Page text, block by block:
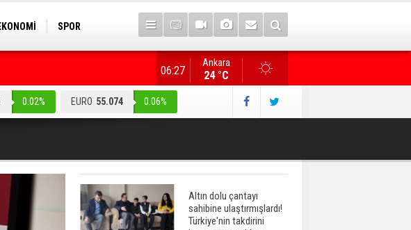
SPOR
ifşa oldu
"Terörsüz Türkiye" düzenlemesi... AK Parti heyeti,
Ankara
24 °C
06:27
0.02% EURO 55.074 0.06%
Altın dolu çantayı
sahibine ulaştırmışlardı!
Türkiye'nin takdirini